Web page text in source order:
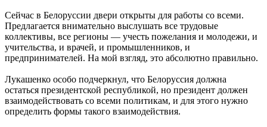
Сейчас в Белоруссии двери открыты для работы со всеми.
Предлагается внимательно выслушать все трудовые
коллективы, все регионы — учесть пожелания и молодежи, и
учительства, и врачей, и промышленников, и
предпринимателей. На мой взгляд, это абсолютно правильно.
Лукашенко особо подчеркнул, что Белоруссия должна
остаться президентской республикой, но президент должен
взаимодействовать со всеми политикам, и для этого нужно
определить формы такого взаимодействия.